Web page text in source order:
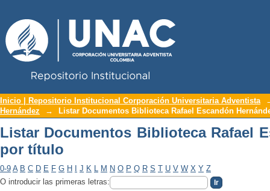
Listar Documentos Biblioteca Rafael
Inicio | Repositorio Institucional Corporación Universitaria Adventista
Hernández
→ Listar Documentos Biblioteca Rafael Escandón
Listar Documentos Biblioteca Rafael
por título
0-9 A B C D E F G H J K L M N O P Q R S T U V W X Y Z
O introducir las primeras letras: